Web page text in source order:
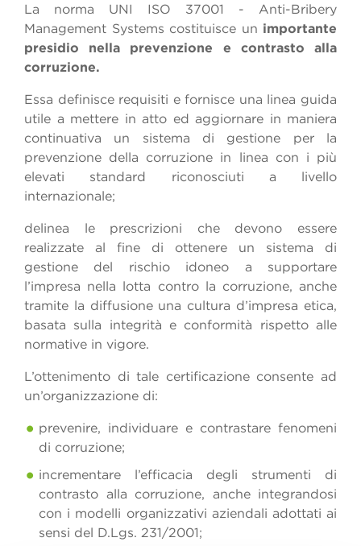
La norma UNI ISO 37001 - Anti-Bribery
Management Systems costituisce un importante
presidio nella prevenzione e contrasto alla
corruzione.
Essa definisce requisiti e fornisce una linea guida
utile a mettere in atto ed aggiornare in maniera
continuativa un sistema di gestione per la
prevenzione della corruzione in linea con i più
elevati standard riconosciuti a livello
internazionale;
delinea le prescrizioni che devono essere
realizzate al fine di ottenere un sistema di
gestione del rischio idoneo a supportare
l’impresa nella lotta contro la corruzione, anche
tramite la diffusione una cultura d’impresa etica,
basata sulla integrità e conformità rispetto alle
normative in vigore.
L’ottenimento di tale certificazione consente ad
un’organizzazione di:
prevenire, individuare e contrastare fenomeni
di corruzione;
incrementare l’efficacia degli strumenti di
contrasto alla corruzione, anche integrandosi
con i modelli organizzativi aziendali adottati ai
sensi del D.Lgs. 231/2001;